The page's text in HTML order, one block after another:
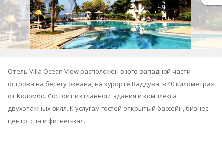
Отель Villa Ocean View расположен в юго-западной части
острова на берегу океана, на курорте Ваддува, в 40 километрах
от Коломбо. Состоит из главного здания и комплекса
двухэтажных вилл. К услугам гостей открытый бассейн, бизнес-
центр, спа и фитнес-зал.